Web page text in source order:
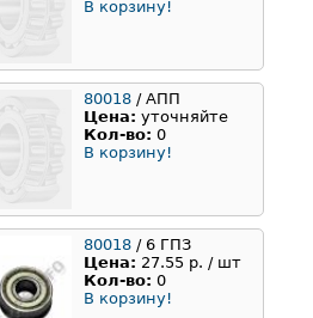
В корзину!
80018 / АПП
Цена: уточняйте
Кол-во: 0
В корзину!
80018 / 6 ГПЗ
Цена: 27.55 р. / шт
Кол-во: 0
В корзину!